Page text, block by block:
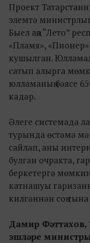
Проект
элемтә
Быел аңа “Лето”
«Пламя»,
кушылган.
сатып алырга
юлламаның бәясе
кадәр.
Әлеге системада
турында өстәмә
сайлап, аны
булган очракта,
беркетергә
катнашуы
килгәннән соң
Дамир
эшләре